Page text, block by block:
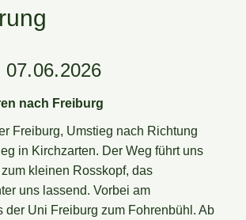
07.06.2026
nach Freiburg
Freiburg, Umstieg nach Richtung
in Kirchzarten. Der Weg führt uns
kleinen Rosskopf, das
uns lassend. Vorbei am
der Uni Freiburg zum Fohrenbühl. Ab